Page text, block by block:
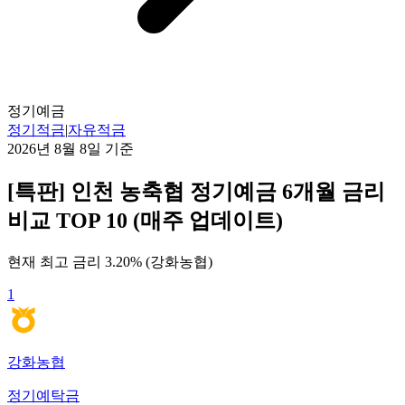
정기예금
정기적금|자유적금
2026년 8월 8일 기준
[특판] 인천 농축협 정기예금 6개월 금리
비교 TOP 10 (매주 업데이트)
현재 최고 금리 3.20% (강화농협)
1
강화농협
정기예탁금